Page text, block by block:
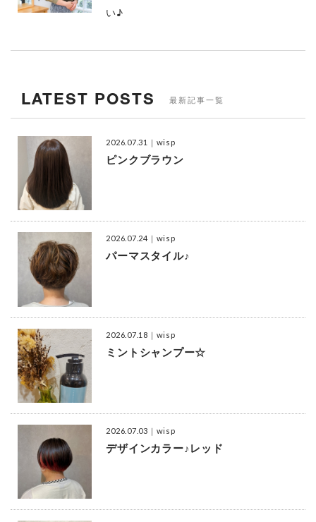
い♪
LATEST POSTS 最新記事一覧
2026.07.31 ｜wisp
ピンクブラウン
2026.07.24 ｜wisp
パーマスタイル♪
2026.07.18 ｜wisp
ミントシャンプー☆
2026.07.03 ｜wisp
デザインカラー♪レッド